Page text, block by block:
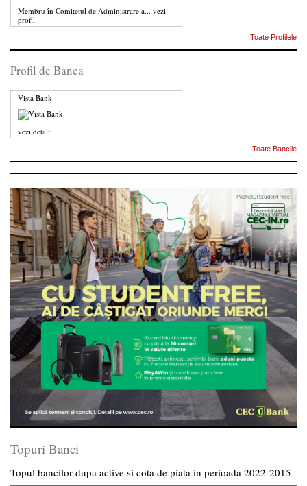
Membru în Comitetul de Administrare a... vezi
profil
Toate Profilele
Profil de Banca
Vista Bank
vezi detalii
Toate Bancile
Topuri Banci
Topul bancilor dupa active si cota de piata in perioada 2022-2015